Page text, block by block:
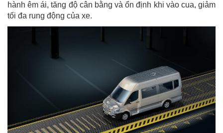
hành êm ái, tăng độ cân bằng và ổn định khi vào cua, giảm
tối đa rung động của xe.